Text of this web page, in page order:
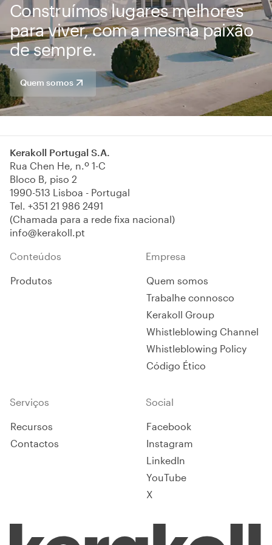
Construímos lugares melhores
para viver, com a mesma paixão
de sempre.
Quem somos
Kerakoll Portugal S.A.
Rua Chen He, n.º 1-C
Bloco B, piso 2
1990-513 Lisboa - Portugal
Tel. +351 21 986 2491
(Chamada para a rede fixa nacional)
info@kerakoll.pt
Conteúdos
Produtos
Empresa
Quem somos
Trabalhe connosco
Kerakoll Group
Whistleblowing Channel
Whistleblowing Policy
Código Ético
Serviços
Recursos
Contactos
Social
Facebook
Instagram
LinkedIn
YouTube
X